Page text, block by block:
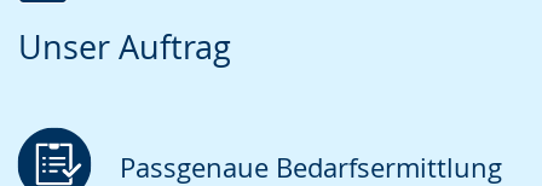
Unser Auftrag
Leichten
wechseln.
Audio-
Video
Deutscher
GebärdensprachePassgenaue Bedarfsermittlung